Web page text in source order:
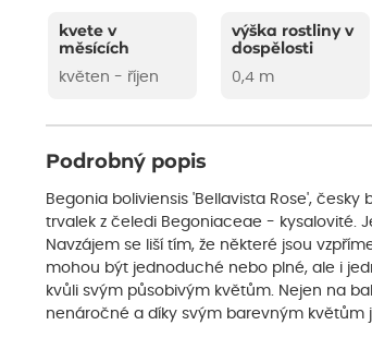
kvete v
měsících
květen - říjen
výška rostliny v
dospělosti
0,4 m
Podrobný popis
Begonia boliviensis 'Bellavista Rose',
trvalek z čeledi Begoniaceae - kysalovité.
Navzájem se liší tím, že některé jsou
mohou být jednoduché nebo plné, ale i
kvůli svým působivým květům. Nejen na
nenáročné a díky svým barevným květům